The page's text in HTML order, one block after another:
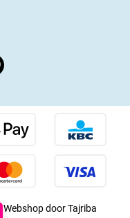
|Webshop door Tajriba